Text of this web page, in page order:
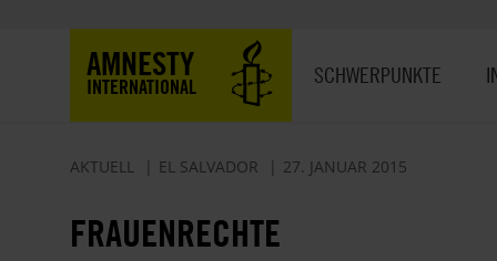
AMNESTY
INTERNATIONAL SCHWERPUNKTE
AKTUELL EL SALVADOR 27. JANUAR 2015
FRAUENRECHTE